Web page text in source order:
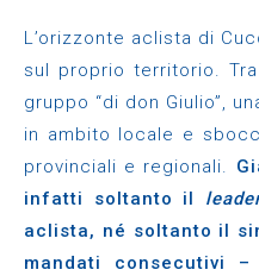
L’orizzonte aclista di
sul proprio territorio.
gruppo “di don Giulio”,
in ambito locale e
provinciali e regionali.
infatti soltanto il
aclista, né soltanto il
mandati consecutivi